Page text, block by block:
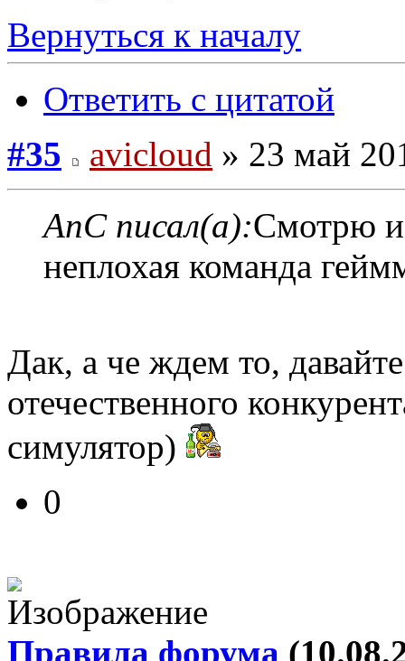
Вернуться к началу
Ответить с цитатой
#35
avicloud » 23 май
AnC писал(а):Смотрю
неплохая команда
Дак, а че ждем то,
отечественного
симулятор)
0
Правила форума